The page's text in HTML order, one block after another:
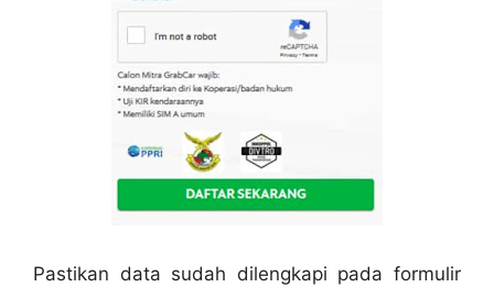
Pastikan data sudah dilengkapi pada formulir